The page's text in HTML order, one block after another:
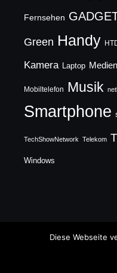
Fernsehen
Green Handy
Kamera Laptop Medien
Mobiltelefon Musik
Smartphone
TechShowNetwork Telekom
Windows
Copyright ©
Diese Webseite